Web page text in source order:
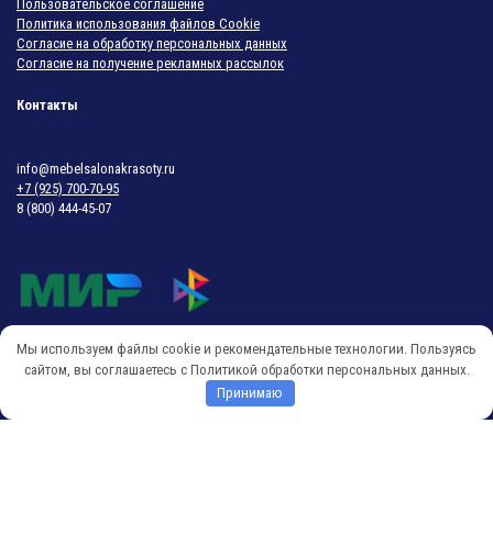
Пользовательское соглашение
Политика использования файлов Cookie
Согласие на обработку персональных данных
Согласие на получение рекламных рассылок
Контакты
info@mebelsalonakrasoty.ru
+7 (925) 700-70-95
8 (800) 444-45-07
© 2018-2026 Мебель Салона Красоты
Мы используем файлы cookie и рекомендательные технологии. Пользуясь
сайтом, вы соглашаетесь с Политикой обработки персональных данных.
Принимаю